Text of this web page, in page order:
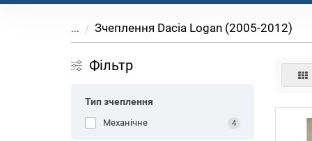
... Зчеплення Dacia Logan (2005-2012)
Фільтр
Тип зчеплення
Механічне 4